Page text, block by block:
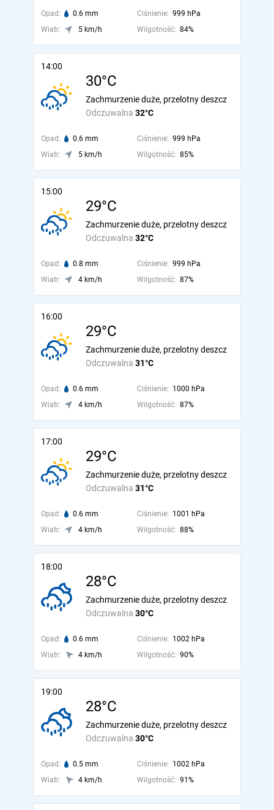
Opad: 0.6 mm Ciśnienie: 999 hPa
Wiatr:
5 km/h Wilgotność: 84%
14:00
30°C
Odczuwalna 32°C
Zachmurzenie duże, przelotny deszcz
Opad: 0.6 mm Ciśnienie: 999 hPa
Wiatr:
5 km/h Wilgotność: 85%
15:00
29°C
Odczuwalna 32°C
Zachmurzenie duże, przelotny deszcz
Opad: 0.8 mm Ciśnienie: 999 hPa
Wiatr:
4 km/h Wilgotność: 87%
16:00
29°C
Odczuwalna 31°C
Zachmurzenie duże, przelotny deszcz
Opad: 0.6 mm Ciśnienie: 1000 hPa
Wiatr:
4 km/h Wilgotność: 87%
17:00
29°C
Odczuwalna 31°C
Zachmurzenie duże, przelotny deszcz
Opad: 0.6 mm Ciśnienie: 1001 hPa
Wiatr:
4 km/h Wilgotność: 88%
18:00
28°C
Odczuwalna 30°C
Zachmurzenie duże, przelotny deszcz
Opad: 0.6 mm Ciśnienie: 1002 hPa
Wiatr:
4 km/h Wilgotność: 90%
19:00
28°C
Odczuwalna 30°C
Zachmurzenie duże, przelotny deszcz
Opad: 0.5 mm Ciśnienie: 1002 hPa
Wiatr:
4 km/h Wilgotność: 91%